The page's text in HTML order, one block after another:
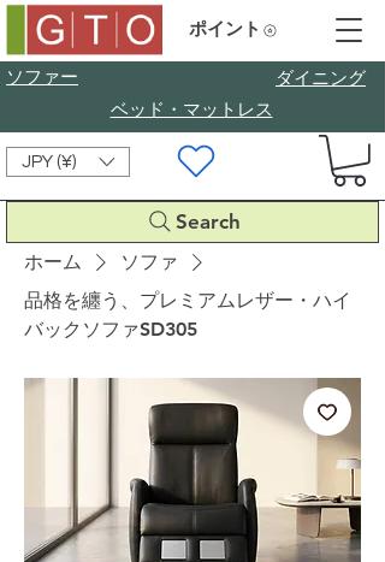
ソファー
​ダイニング
ベッド・マットレス
JPY (¥)
Search
ポイント
ホーム
ソファ
品格を纏う、プレミアムレザー・ハイ
バックソファSD305